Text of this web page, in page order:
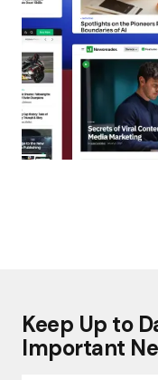
Keep Up to
Important